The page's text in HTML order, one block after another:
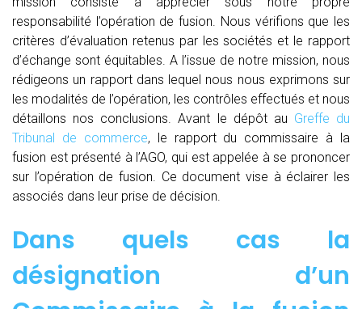
responsabilité l’opération de fusion. Nous vérifions que les
critères d’évaluation retenus par les sociétés et le rapport
d’échange sont équitables. A l’issue de notre mission, nous
rédigeons un rapport dans lequel nous nous exprimons sur
les modalités de l’opération, les contrôles effectués et nous
détaillons nos conclusions. Avant le dépôt au Greffe du
Tribunal de commerce, le rapport du commissaire à la
fusion est présenté à l’AGO, qui est appelée à se prononcer
sur l’opération de fusion. Ce document vise à éclairer les
associés dans leur prise de décision.
Dans quels cas la
désignation d’un